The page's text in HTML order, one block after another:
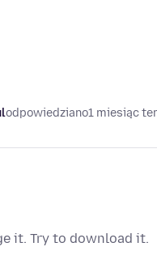
odpowiedziano1 miesiąc
it. Try to download it.